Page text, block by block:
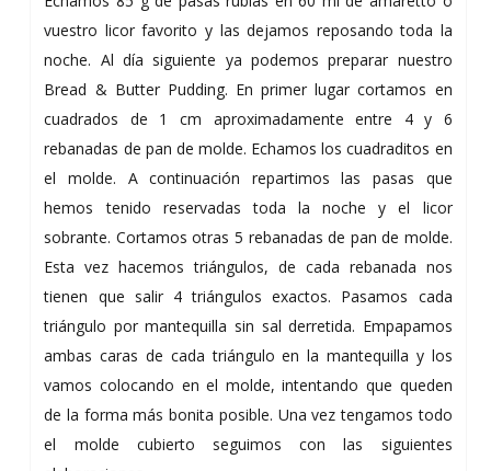
vuestro licor favorito y las dejamos reposando toda la
noche. Al día siguiente ya podemos preparar nuestro
Bread & Butter Pudding. En primer lugar cortamos en
cuadrados de 1 cm aproximadamente entre 4 y 6
rebanadas de pan de molde. Echamos los cuadraditos en
el molde. A continuación repartimos las pasas que
hemos tenido reservadas toda la noche y el licor
sobrante. Cortamos otras 5 rebanadas de pan de molde.
Esta vez hacemos triángulos, de cada rebanada nos
tienen que salir 4 triángulos exactos. Pasamos cada
triángulo por mantequilla sin sal derretida. Empapamos
ambas caras de cada triángulo en la mantequilla y los
vamos colocando en el molde, intentando que queden
de la forma más bonita posible. Una vez tengamos todo
el molde cubierto seguimos con las siguientes